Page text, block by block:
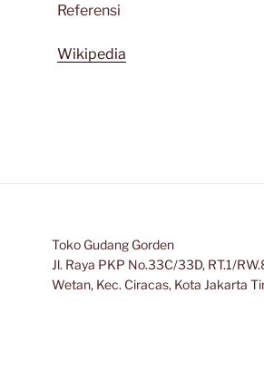
Referensi
Wikipedia
Toko Gudang Gorden
Jl. Raya PKP No.33C/33D, RT.1/
Wetan, Kec. Ciracas, Kota Jakarta